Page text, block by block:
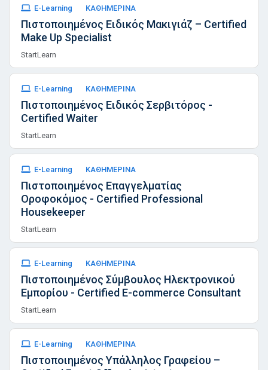
E-Learning ΚΑΘΗΜΕΡΙΝΑ
Πιστοποιημένος Ειδικός Μακιγιάζ – Certified
Make Up Specialist
StartLearn
E-Learning ΚΑΘΗΜΕΡΙΝΑ
Πιστοποιημένος Ειδικός Σερβιτόρος -
Certified Waiter
StartLearn
E-Learning ΚΑΘΗΜΕΡΙΝΑ
Πιστοποιημένος Επαγγελματίας
Οροφοκόμος - Certified Professional
Housekeeper
StartLearn
E-Learning ΚΑΘΗΜΕΡΙΝΑ
Πιστοποιημένος Σύμβουλος Ηλεκτρονικού
Εμπορίου - Certified E-commerce Consultant
StartLearn
E-Learning ΚΑΘΗΜΕΡΙΝΑ
Πιστοποιημένος Υπάλληλος Γραφείου –